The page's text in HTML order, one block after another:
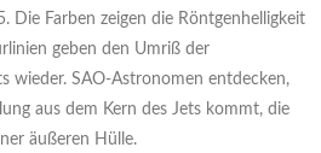
Die Farben zeigen die Röntgenhelligkeit
geben den Umriß der
wieder. SAO-Astronomen entdecken,
aus dem Kern des Jets kommt, die
äußeren Hülle.